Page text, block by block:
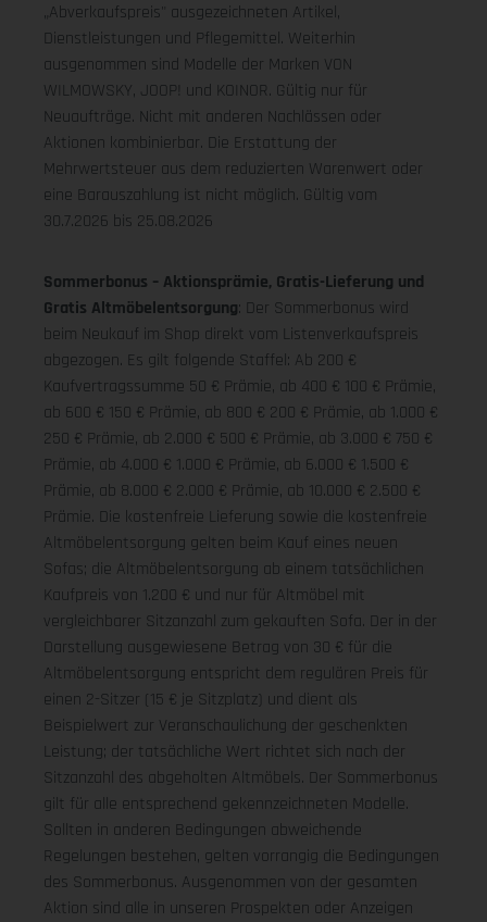
„Abverkaufspreis" ausgezeichneten Artikel,
Dienstleistungen und Pflegemittel. Weiterhin
ausgenommen sind Modelle der Marken VON
WILMOWSKY, JOOP! und KOINOR. Gültig nur für
Neuaufträge. Nicht mit anderen Nachlässen oder
Aktionen kombinierbar. Die Erstattung der
Mehrwertsteuer aus dem reduzierten Warenwert oder
eine Barauszahlung ist nicht möglich. Gültig vom
30.7.2026 bis 25.08.2026
Sommerbonus – Aktionsprämie, Gratis-Lieferung und
Gratis Altmöbelentsorgung: Der Sommerbonus wird
beim Neukauf im Shop direkt vom Listenverkaufspreis
abgezogen. Es gilt folgende Staffel: Ab 200 €
Kaufvertragssumme 50 € Prämie, ab 400 € 100 € Prämie,
ab 600 € 150 € Prämie, ab 800 € 200 € Prämie, ab 1.000 €
250 € Prämie, ab 2.000 € 500 € Prämie, ab 3.000 € 750 €
Prämie, ab 4.000 € 1.000 € Prämie, ab 6.000 € 1.500 €
Prämie, ab 8.000 € 2.000 € Prämie, ab 10.000 € 2.500 €
Prämie. Die kostenfreie Lieferung sowie die kostenfreie
Altmöbelentsorgung gelten beim Kauf eines neuen
Sofas; die Altmöbelentsorgung ab einem tatsächlichen
Kaufpreis von 1.200 € und nur für Altmöbel mit
vergleichbarer Sitzanzahl zum gekauften Sofa. Der in der
Darstellung ausgewiesene Betrag von 30 € für die
Altmöbelentsorgung entspricht dem regulären Preis für
einen 2-Sitzer (15 € je Sitzplatz) und dient als
Beispielwert zur Veranschaulichung der geschenkten
Leistung; der tatsächliche Wert richtet sich nach der
Sitzanzahl des abgeholten Altmöbels. Der Sommerbonus
gilt für alle entsprechend gekennzeichneten Modelle.
Sollten in anderen Bedingungen abweichende
Regelungen bestehen, gelten vorrangig die Bedingungen
des Sommerbonus. Ausgenommen von der gesamten
Aktion sind alle in unseren Prospekten oder Anzeigen